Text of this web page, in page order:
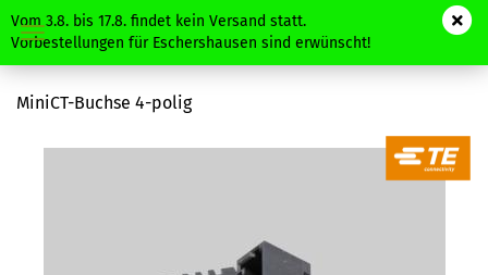
Vom 3.8. bis 17.8. findet kein Versand statt.
Vorbestellungen für Eschershausen sind erwünscht!
MiniCT-Buchse 4-polig